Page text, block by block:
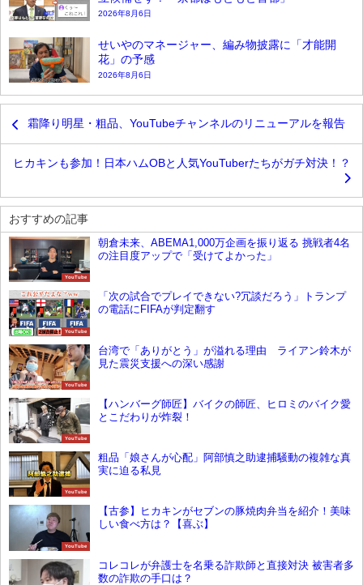
2026年8月6日
せいやのマネージャー、編み物披露に「才能開
花」の予感
2026年8月6日
霜降り明星・粗品、YouTubeチャンネルのリニューアルを報告
ヒカキンも参加！日本ハムOBと人気YouTuberたちがガチ対決！？
おすすめの記事
YouTube
朝倉未来、ABEMA1,000万企画を振り返る 挑戦者4名
の注目度アップで「受けてよかった」
YouTube
「次の試合でプレイできない?冗談だろう」トランプ
の電話にFIFAが判定翻す
YouTube
台湾で「ありがとう」が溢れる理由 ライアン鈴木が
見た震災支援への深い感謝
YouTube
【ハンバーグ師匠】バイクの師匠、ヒロミのバイク愛
とこだわりが炸裂！
YouTube
粗品「娘さんが心配」阿部慎之助逮捕騒動の複雑な真
実に迫る私見
YouTube
【古参】ヒカキンがセブンの豚焼肉弁当を紹介！美味
しい食べ方は？【喜ぶ】
コレコレが弁護士を名乗る詐欺師と直接対決 被害者多
数の詐欺の手口は？